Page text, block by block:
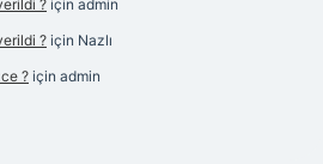
? için admin
? için Nazlı
? için admin